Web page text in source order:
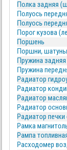
Полка задняя
Полуось
Полуось
Порог кузова
Поршень
Поршни, шатуны
Пружина задняя
Пружина
Радиатор
Радиатор
Радиатор
Радиатор
Радиатор печки
Рамка
Рампа
Расходомер